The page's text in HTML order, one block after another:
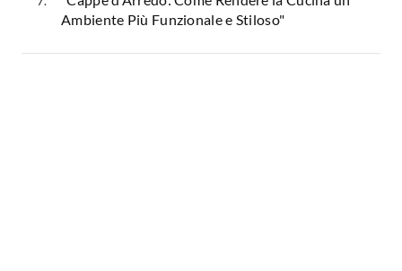
Ambiente Più Funzionale e Stiloso"